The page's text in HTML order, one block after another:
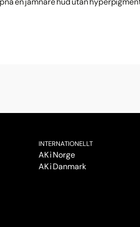
INTERNATIONELLT
AK i Norge
AK i Danmark